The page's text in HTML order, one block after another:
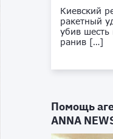
Киевский
ракетный
убив
ранив […]
Помощь
ANNA